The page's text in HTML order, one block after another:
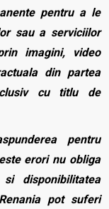
pentru a le
sau a serviciilor
imagini, video
din partea
cu titlu de
pentru
erori nu obliga
disponibilitatea
pot suferi